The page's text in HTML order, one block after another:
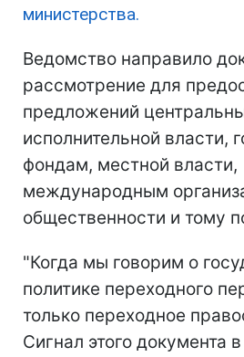
министерства.
Ведомство направило
рассмотрение для
предложений
исполнительной власти,
фондам, местной власти,
международным
общественности и тому
"Когда мы говорим о
политике переходного
только переходное
Сигнал этого документа